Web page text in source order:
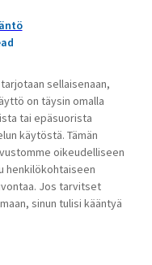
sellaisenaan,
on täysin omalla
tai epäsuorista
käytöstä. Tämän
oikeudelliseen
henkilökohtaiseen
Jos tarvitset
sinun tulisi kääntyä